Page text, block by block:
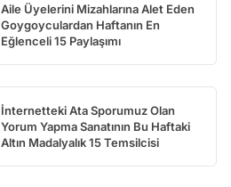
Aile Üyelerini Mizahlarına Alet Eden
Goygoyculardan Haftanın En
Eğlenceli 15 Paylaşımı
İnternetteki Ata Sporumuz Olan
Yorum Yapma Sanatının Bu Haftaki
Altın Madalyalık 15 Temsilcisi